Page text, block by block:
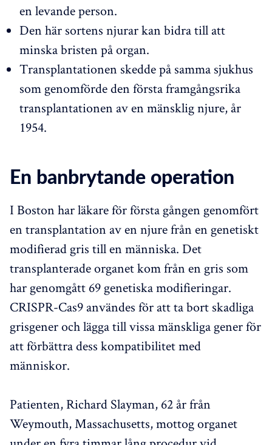
en levande person.
Den här sortens njurar kan bidra till att
minska bristen på organ.
Transplantationen skedde på samma sjukhus
som genomförde den första framgångsrika
transplantationen av en mänsklig njure, år
1954.
En banbrytande operation
I Boston har läkare för första gången genomfört
en transplantation av en njure från en genetiskt
modifierad gris till en människa. Det
transplanterade organet kom från en gris som
har genomgått 69 genetiska modifieringar.
CRISPR-Cas9 användes för att ta bort skadliga
grisgener och lägga till vissa mänskliga gener för
att förbättra dess kompatibilitet med
människor.
Patienten, Richard Slayman, 62 år från
Weymouth, Massachusetts, mottog organet